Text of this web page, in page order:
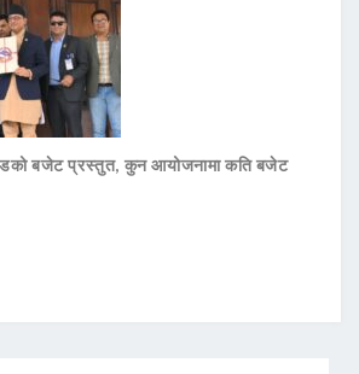
बजेट प्रस्तुत, कुन आयोजनामा कति बजेट